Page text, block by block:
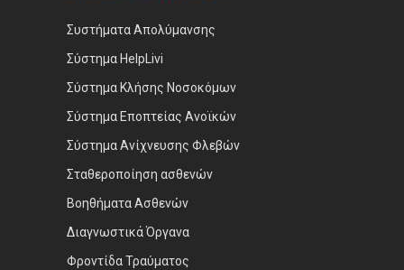
Συστήματα Απολύμανσης
Σύστημα HelpLivi
Σύστημα Κλήσης Νοσοκόμων
Σύστημα Εποπτείας Ανοϊκών
Σύστημα Ανίχνευσης Φλεβών
Σταθεροποίηση ασθενών
Βοηθήματα Ασθενών
Διαγνωστικά Όργανα
Φροντίδα Τραύματος